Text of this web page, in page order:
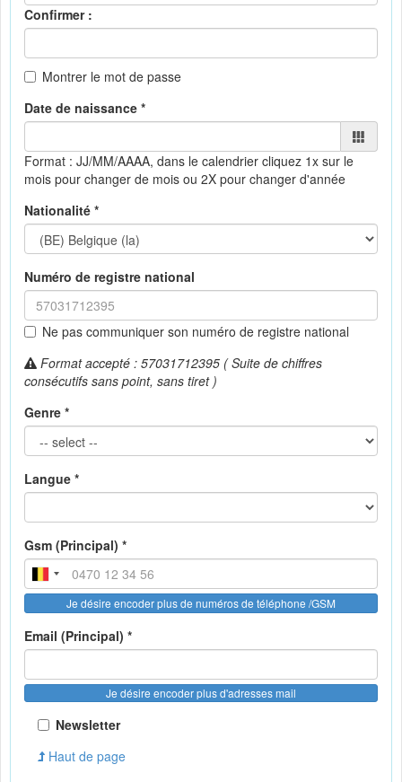
Confirmer :
Montrer le mot de passe
Date de naissance *
Format : JJ/MM/AAAA, dans le calendrier cliquez 1x sur le
mois pour changer de mois ou 2X pour changer d'année
Nationalité *
Numéro de registre national
Ne pas communiquer son numéro de registre national
Format accepté : 57031712395 ( Suite de chiffres
consécutifs sans point, sans tiret )
Genre *
Langue *
Gsm (Principal) *
Je désire encoder plus de numéros de téléphone /GSM
Email (Principal) *
Je désire encoder plus d'adresses mail
Newsletter
Haut de page